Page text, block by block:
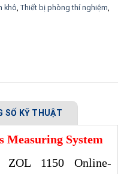
khô, Thiết bị phòng thí nghiệm,
SỐ KỸ THUẬT
Measuring System
ZOL 1150 Online-